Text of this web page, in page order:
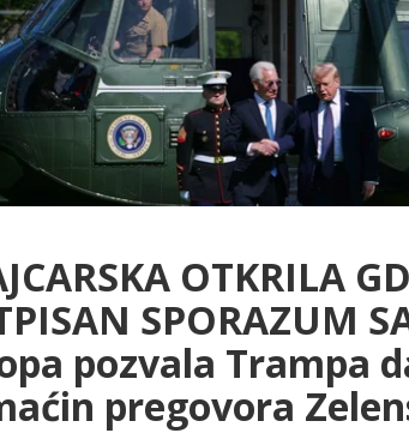
OTKRILA
SPORAZUM
pozvala Trampa
pregovora